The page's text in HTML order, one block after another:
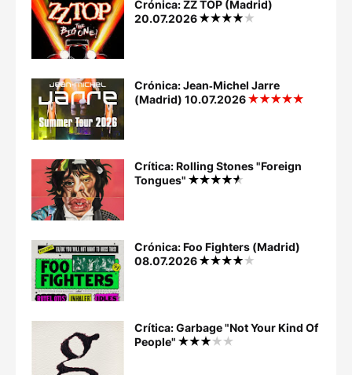
Crónica: ZZ TOP (Madrid)
20.07.2026
Crónica: Jean‐Michel Jarre
(Madrid) 10.07.2026
Crítica: Rolling Stones "Foreign
Tongues"
Crónica: Foo Fighters (Madrid)
08.07.2026
Crítica: Garbage "Not Your Kind Of
People"